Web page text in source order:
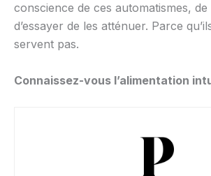
conscience de ces automatismes,
d’essayer de les atténuer. Parce
servent pas.
Connaissez-vous l’alimentation